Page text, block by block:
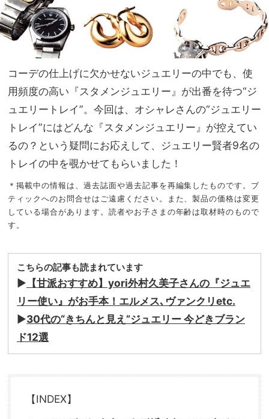
」
策に
コーデの仕上げに欠かせないジュエリーの中でも、使
用頻度の高い『スタメンジュエリー』が出番を待つ“ジ
ュエリートレイ”。今回は、オシャレさんの“ジュエリー
トレイ”にはどんな『スタメンジュエリー』が控えてい
るの？という疑問にお応えして、ジュエリー賢者9名の
トレイの中を覗かせてもらいました！
＊掲載中の情報は、過去誌面や過去記事を再編集したものです。ブ
ティックへのお問合せはご遠慮ください。また、製品の価格は変更
している場合があります。読者やお子さまの年齢は取材時のもので
す。
こちらの記事も読まれています
▶︎ 【甘派おすすめ】yori外村久美子さんの『ジュエ
リー使い』がお手本！エルメス､ヴァンクリetc.
▶30代の“きちんと見え”ジュエリー 今どきブラン
ド12選
【INDEX】